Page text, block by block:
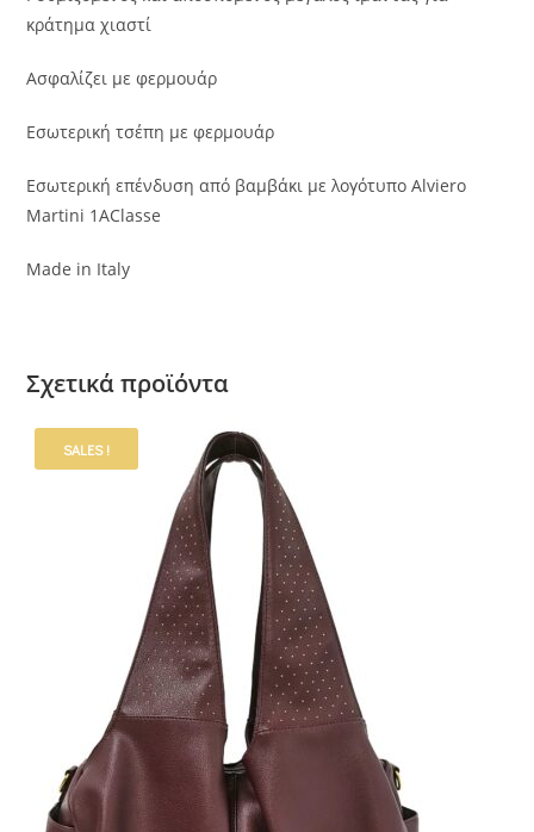
κράτημα χιαστί
Ασφαλίζει με φερμουάρ
Εσωτερική τσέπη με φερμουάρ
Εσωτερική επένδυση από βαμβάκι με λογότυπο Alviero
Martini 1AClasse
Made in Italy
Σχετικά προϊόντα
SALES !